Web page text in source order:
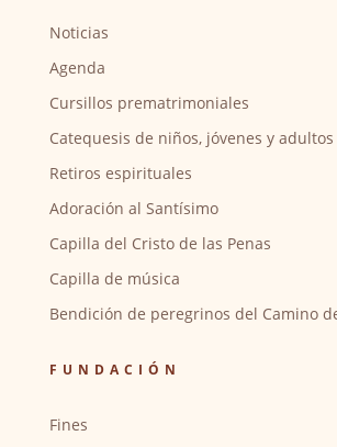
Noticias
Agenda
Cursillos prematrimoniales
Catequesis de niños, jóvenes y adultos
Retiros espirituales
Adoración al Santísimo
Capilla del Cristo de las Penas
Capilla de música
Bendición de peregrinos del Camino
FUNDACIÓN
Fines